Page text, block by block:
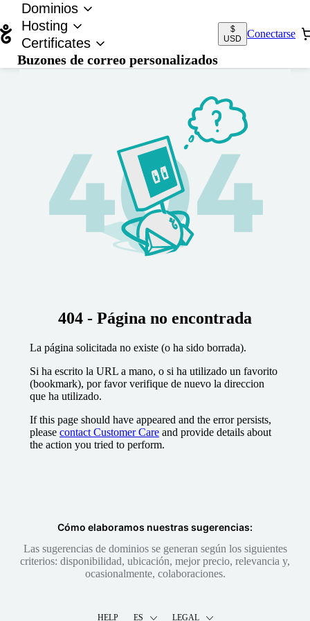
Dominios
Hosting
Certificates
Buzones de correo personalizados
$
USD
Conectarse
404 - Página no encontrada
La página solicitada no existe (o ha sido borrada).
Si ha escrito la URL a mano, o si ha utilizado un favorito
(bookmark), por favor verifique de nuevo la direccion
que ha utilizado.
If this page should have appeared and the error persists,
please contact Customer Care and provide details about
the action you tried to perform.
Cómo elaboramos nuestras sugerencias:
Las sugerencias de dominios se generan según los siguientes
criterios: disponibilidad, ubicación, mejor precio, relevancia y,
ocasionalmente, colaboraciones.
HELP ES LEGAL